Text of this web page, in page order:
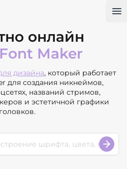
онлайн
Maker
дизайна, который работает
для создания никнеймов,
названий стримов,
и эстетичной графики